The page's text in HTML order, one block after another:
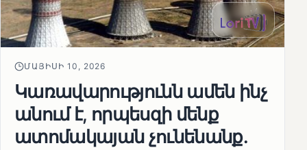
ՄԱՅԻՍԻ 10, 2026
Կառավարությունն ամեն ինչ
անում է, որպեսզի մենք
ատոմակայան չունենանք․